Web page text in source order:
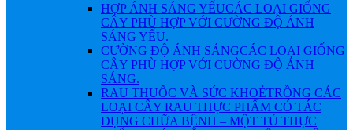
HỢP ÁNH SÁNG YẾUCÁC LOẠI GIỐNG
CÂY PHÙ HỢP VỚI CƯỜNG ĐỘ ÁNH
SÁNG YẾU.
CƯỜNG ĐỘ ÁNH SÁNGCÁC LOẠI GIỐNG
CÂY PHÙ HỢP VỚI CƯỜNG ĐỘ ÁNH
SÁNG.
RAU THUỐC VÀ SỨC KHOẺTRỒNG CÁC
LOẠI CÂY RAU THỰC PHẨM CÓ TÁC
DỤNG CHỮA BỆNH – MỘT TỦ THỰC